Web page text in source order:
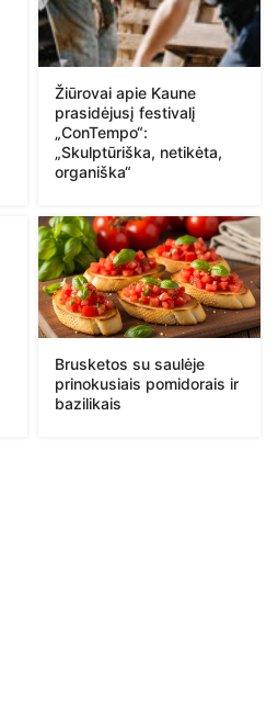
Žiūrovai apie Kaune
prasidėjusį festivalį
„ConTempo“:
„Skulptūriška, netikėta,
organiška“
Brusketos su saulėje
prinokusiais pomidorais ir
bazilikais